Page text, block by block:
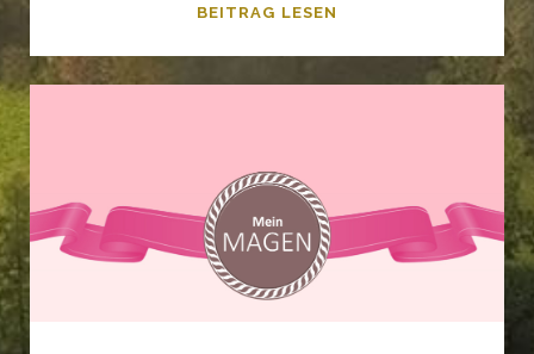
BEITRAG LESEN GEWÜRZMISCHUNG: